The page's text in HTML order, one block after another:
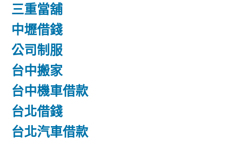
三重當舖
中壢借錢
公司制服
台中搬家
台中機車借款
台北借錢
台北汽車借款